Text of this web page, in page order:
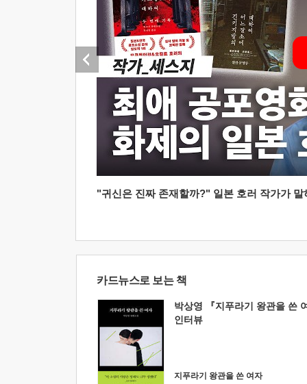
"귀신은 진짜 존재할까?" 일본 호러 작가가
카드뉴스로 보는 책
박상영 『지푸라기 왕관을 쓴
인터뷰
지푸라기 왕관을 쓴 여자